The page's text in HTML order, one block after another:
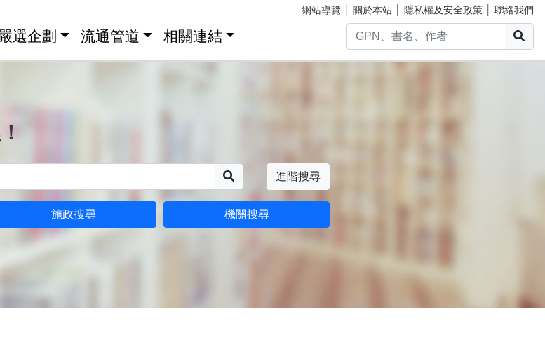
網站導覽 關於本站 隱私權及安全政策 聯絡我們
選企劃 流通管道 相關連結
進階搜尋
施政搜尋 機關搜尋